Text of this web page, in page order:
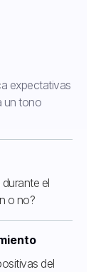
expectativas
un tono
el
o no?
del